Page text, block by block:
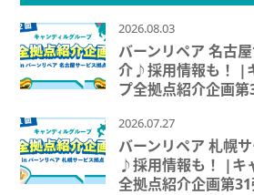
2026.08.03
バーンリペア 名古
介♪採用情報も！ |
プ全拠点紹介企画第
2026.07.27
バーンリペア 札幌
♪採用情報も！ |キ
全拠点紹介企画第